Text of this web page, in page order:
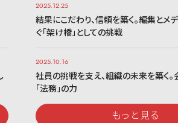
2025.12.25
結果にこだわり、信頼を築く。編集とメ
ぐ「架け橋」としての挑戦
2025.10.16
社員の挑戦を支え、組織の未来を築く
「法務」の力
もっと見る